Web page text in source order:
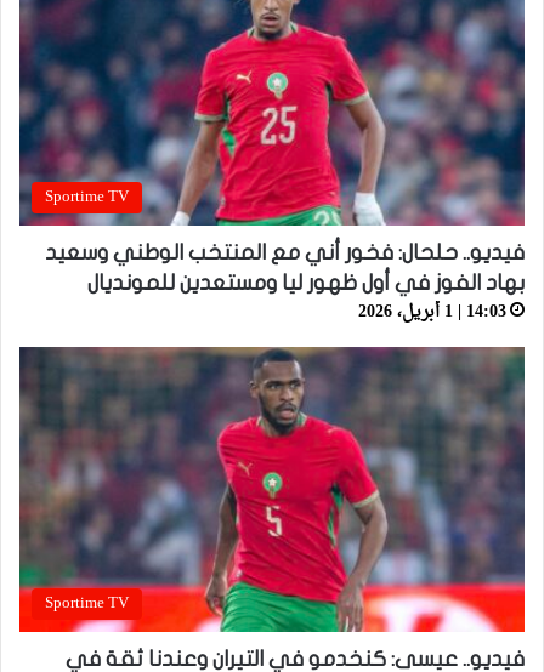
Sportime TV
فيديو.. حلحال: فخور أني مع المنتخب الوطني وسعيد
بهاد الفوز في أول ظهور ليا ومستعدين للمونديال
14:03 | 1 أبريل، 2026
Sportime TV
فيديو.. عيسى: كنخدمو في التيران وعندنا ثقة في